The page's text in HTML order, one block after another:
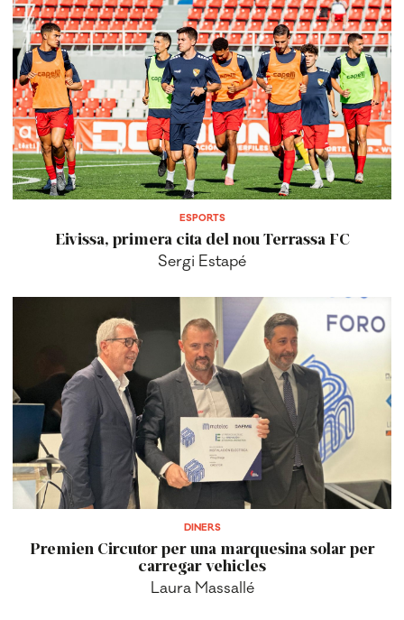
ESPORTS
Eivissa, primera cita del nou Terrassa FC
Sergi Estapé
DINERS
Premien Circutor per una marquesina solar per
carregar vehicles
Laura Massallé